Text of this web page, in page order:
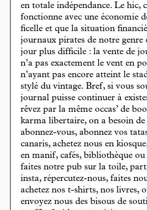
en totale indépendance. Le hic,
fonctionne avec une économie
ficelle et que la situation
journaux pirates de notre genre
jour plus difficile : la vente de
n’a pas exactement le vent en
n’ayant pas encore atteint le
stylé du vintage. Bref, si vous
journal puisse continuer à
rêvez par la même occas’ de
karma libertaire, on a besoin de
abonnez-vous, abonnez vos
canaris, achetez nous en
en manif, cafés, bibliothèque
faites notre pub sur la toile,
insta, répercutez-nous, faites
achetez nos t-shirts, nos livres,
envoyez nous des bisous de